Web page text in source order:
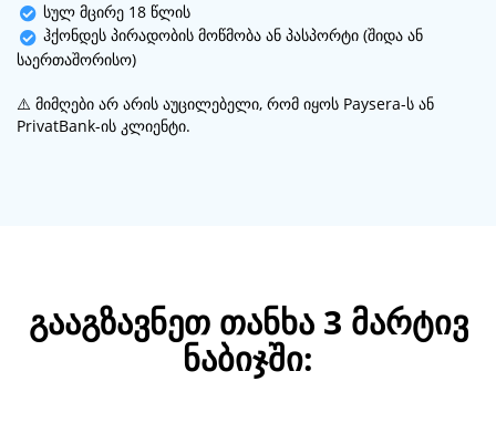
სულ მცირე 18 წლის
ჰქონდეს პირადობის მოწმობა ან პასპორტი (შიდა ან
საერთაშორისო)
⚠️ მიმღები არ არის აუცილებელი, რომ იყოს Paysera-ს ან
PrivatBank-ის კლიენტი.
გააგზავნეთ თანხა 3 მარტივ
ნაბიჯში: